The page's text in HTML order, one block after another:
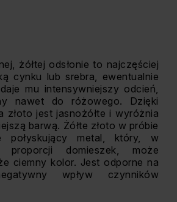
żółtej odsłonie to najczęściej
cynku lub srebra, ewentualnie
mu intensywniejszy odcień,
nawet do różowego. Dzięki
złoto jest jasnożółte i wyróżnia
barwą. Żółte złoto w próbie
połyskujący metal, który, w
proporcji domieszek, może
ciemny kolor. Jest odporne na
wpływ czynników